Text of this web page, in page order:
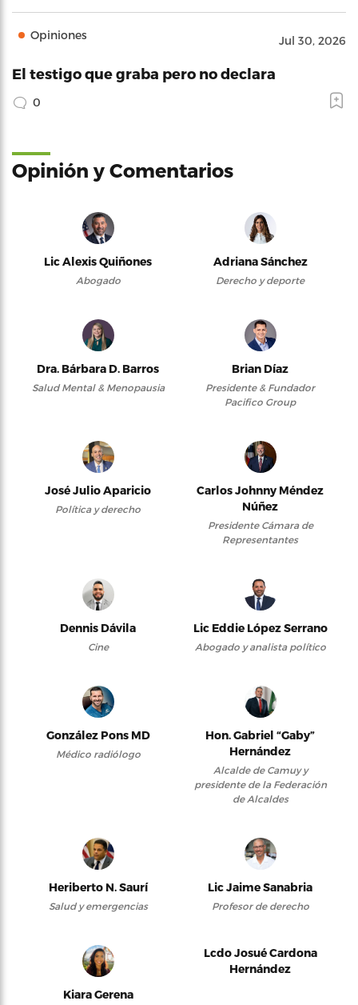
Opiniones Jul 30, 2026
El testigo que graba pero no declara
0
Opinión y Comentarios
Lic Alexis Quiñones
Abogado
Adriana Sánchez
Derecho y deporte
Dra. Bárbara D. Barros
Salud Mental & Menopausia
Brian Díaz
Presidente & Fundador
Pacifico Group
José Julio Aparicio
Política y derecho
Carlos Johnny Méndez
Núñez
Presidente Cámara de
Representantes
Dennis Dávila
Cine
Lic Eddie López Serrano
Abogado y analista político
González Pons MD
Médico radiólogo
Hon. Gabriel “Gaby”
Hernández
Alcalde de Camuy y
presidente de la Federación
de Alcaldes
Heriberto N. Saurí
Salud y emergencias
Lic Jaime Sanabria
Profesor de derecho
Kiara Gerena
Lcdo Josué Cardona
Hernández